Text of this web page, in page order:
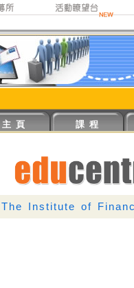
主 頁 課 程
The Institute of